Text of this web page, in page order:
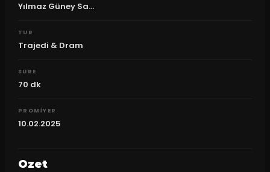
Yılmaz Güney Sa...
TUR
Trajedi & Dram
SURE
70 dk
PROMIYER
10.02.2025
Ozet